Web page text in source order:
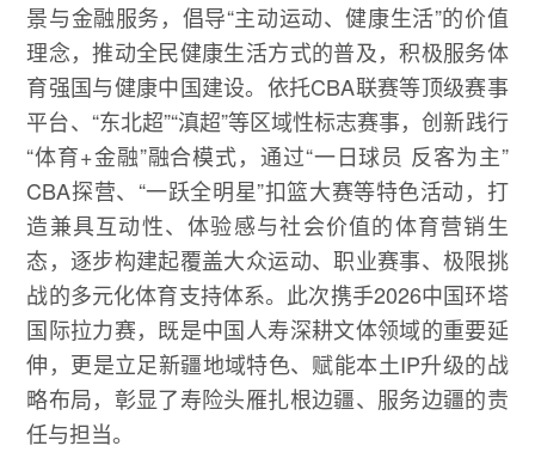
景与金融服务，倡导“主动运动、健康生活”的价值
理念，推动全民健康生活方式的普及，积极服务体
育强国与健康中国建设。依托CBA联赛等顶级赛事
平台、“东北超”“滇超”等区域性标志赛事，创新践行
“体育+金融”融合模式，通过“一日球员 反客为主”
CBA探营、“一跃全明星”扣篮大赛等特色活动，打
造兼具互动性、体验感与社会价值的体育营销生
态，逐步构建起覆盖大众运动、职业赛事、极限挑
战的多元化体育支持体系。此次携手2026中国环塔
国际拉力赛，既是中国人寿深耕文体领域的重要延
伸，更是立足新疆地域特色、赋能本土IP升级的战
略布局，彰显了寿险头雁扎根边疆、服务边疆的责
任与担当。